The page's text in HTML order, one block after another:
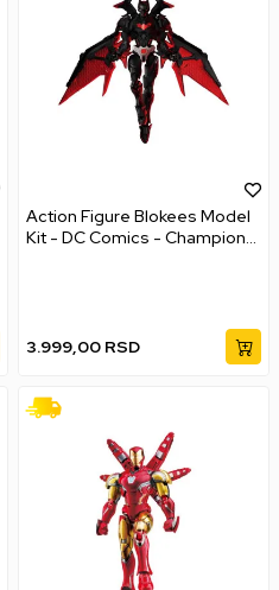
Action Figure Blokees Model
Kit - DC Comics - Champion
3.999,00 RSD